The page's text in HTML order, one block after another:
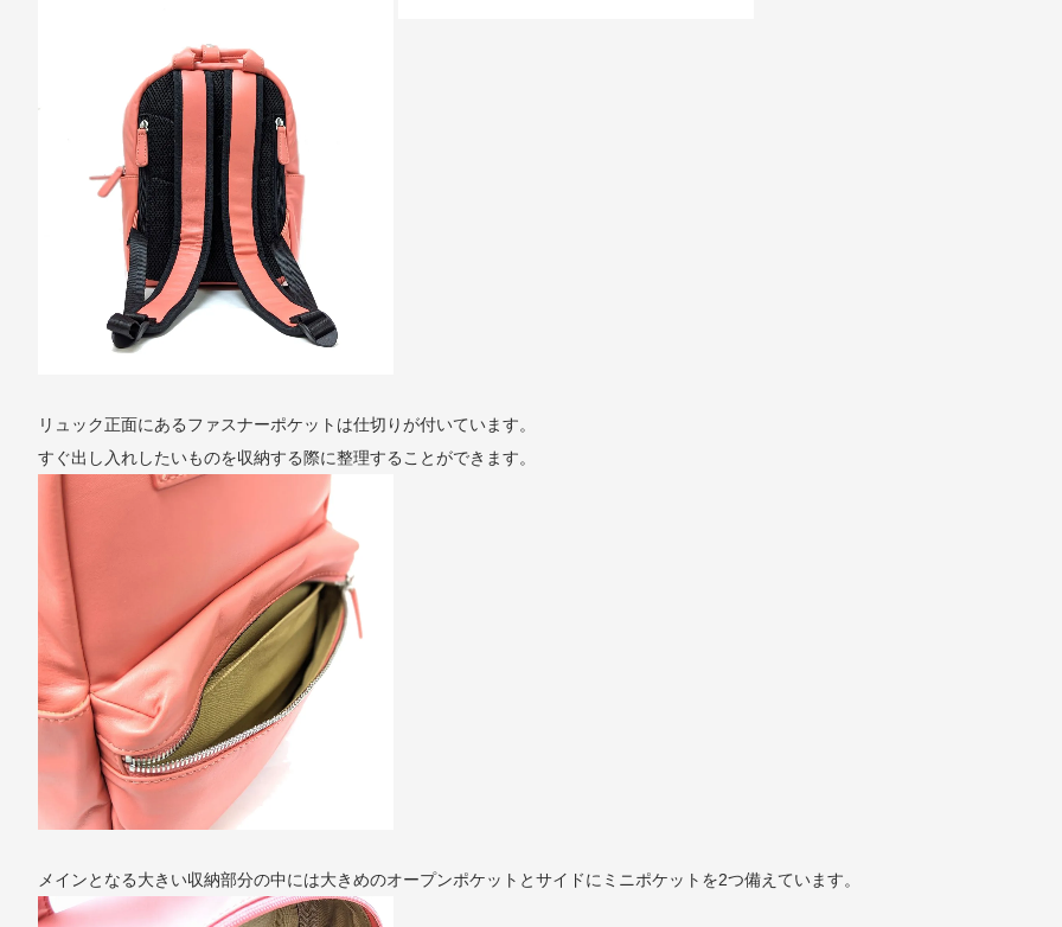
リュック正面にあるファスナーポケットは仕切りが付いています。
すぐ出し入れしたいものを収納する際に整理することができます。
メインとなる大きい収納部分の中には大きめのオープンポケットとサイドにミニポケットを2つ備えています。